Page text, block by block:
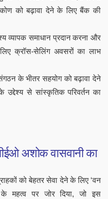
को बढ़ावा देने के लिए बैंक की
व्यापक समाधान प्रदान करना और
क्रॉस-सेलिंग अवसरों का लाभ
के भीतर सहयोग को बढ़ावा देने
से सांस्कृतिक परिवर्तन का
अशोक वासवानी का
को बेहतर सेवा देने के लिए ‘वन
महत्व पर जोर दिया, जो इस